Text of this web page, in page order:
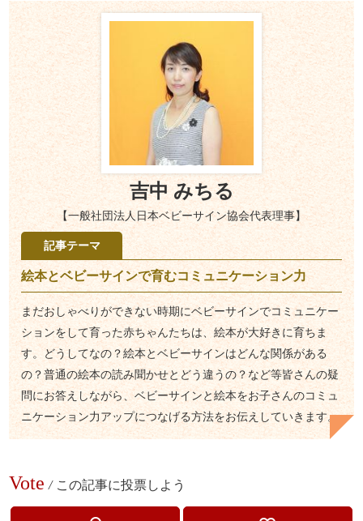
吉中 みちる
【一般社団法人日本ベビーサイン協会代表理事】
記事テーマ
絵本とベビーサインで育むコミュニケーション力
まだおしゃべりができない時期にベビーサインでコミュニケー
ションをして育った赤ちゃんたちは、絵本が大好きに育ちま
す。どうしてなの？絵本とベビーサインはどんな関係がある
の？普通の絵本の読み聞かせとどう違うの？など等皆さんの疑
問にお答えしながら、ベビーサインと絵本をお子さんのコミュ
ニケーション力アップにつなげる方法をお伝えしていきます。
Vote / この記事に投票しよう